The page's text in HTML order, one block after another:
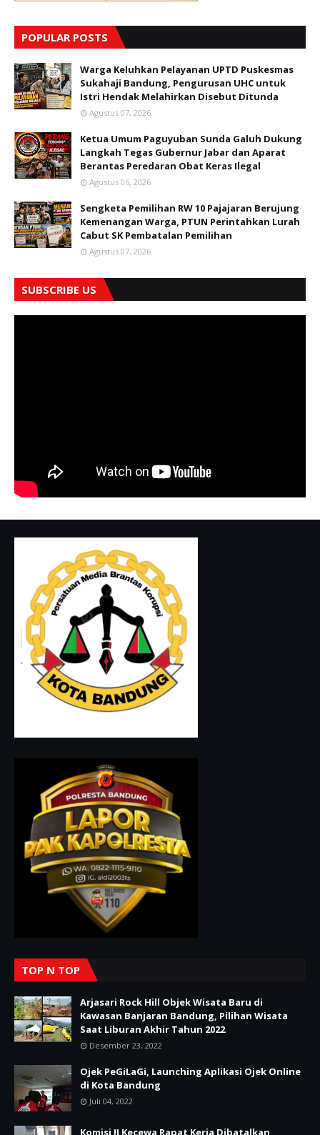
POPULAR POSTS
Warga Keluhkan Pelayanan UPTD Puskesmas
Sukahaji Bandung, Pengurusan UHC untuk
Istri Hendak Melahirkan Disebut Ditunda
Agustus 07, 2026
Ketua Umum Paguyuban Sunda Galuh Dukung
Langkah Tegas Gubernur Jabar dan Aparat
Berantas Peredaran Obat Keras Ilegal
Agustus 06, 2026
Sengketa Pemilihan RW 10 Pajajaran Berujung
Kemenangan Warga, PTUN Perintahkan Lurah
Cabut SK Pembatalan Pemilihan
Agustus 07, 2026
SUBSCRIBE US
TOP N TOP
Arjasari Rock Hill Objek Wisata Baru di
Kawasan Banjaran Bandung, Pilihan Wisata
Saat Liburan Akhir Tahun 2022
Desember 23, 2022
Ojek PeGiLaGi, Launching Aplikasi Ojek Online
di Kota Bandung
Juli 04, 2022
Komisi II Kecewa Rapat Kerja Dibatalkan